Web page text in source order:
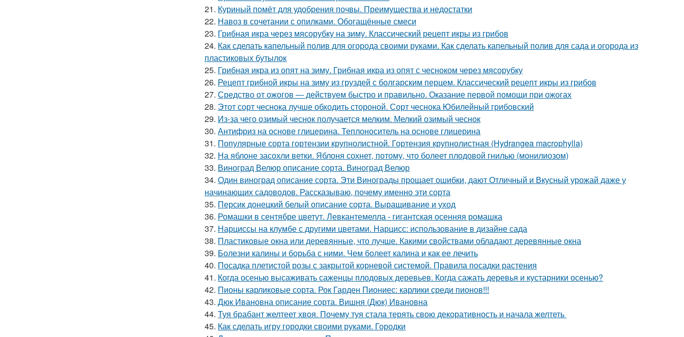
21. Куриный помёт для удобрения почвы. Преимущества и недостатки
22. Навоз в сочетании с опилками. Обогащённые смеси
23. Грибная икра через мясорубку на зиму. Классический рецепт икры из грибов
24. Как сделать капельный полив для огорода своими руками. Как сделать капельный полив для сада и огорода из
пластиковых бутылок
25. Грибная икра из опят на зиму. Грибная икра из опят с чесноком через мясорубку
26. Рецепт грибной икры на зиму из груздей с болгарским перцем. Классический рецепт икры из грибов
27. Средство от ожогов ― действуем быстро и правильно. Оказание первой помощи при ожогах
28. Этот сорт чеснока лучше обходить стороной. Сорт чеснока Юбилейный грибовский
29. Из-за чего озимый чеснок получается мелким. Мелкий озимый чеснок
30. Антифриз на основе глицерина. Теплоноситель на основе глицерина
31. Популярные сорта гортензии крупнолистной. Гортензия крупнолистная (Hydrangea macrophylla)
32. На яблоне засохли ветки. Яблоня сохнет, потому, что болеет плодовой гнилью (монилиозом)
33. Виноград Велюр описание сорта. Виноград Велюр
34. Один виноград описание сорта. Эти Винограды прощает ошибки, дают Отличный и Вкусный урожай даже у
начинающих садоводов. Рассказываю, почему именно эти сорта
35. Персик донецкий белый описание сорта. Выращивание и уход
36. Ромашки в сентябре цветут. Левкантемелла - гигантская осенняя ромашка
37. Нарциссы на клумбе с другими цветами. Нарцисс: использование в дизайне сада
38. Пластиковые окна или деревянные, что лучше. Какими свойствами обладают деревянные окна
39. Болезни калины и борьба с ними. Чем болеет калина и как ее лечить
40. Посадка плетистой розы с закрытой корневой системой. Правила посадки растения
41. Когда осенью высаживать саженцы плодовых деревьев. Когда сажать деревья и кустарники осенью?
42. Пионы карликовые сорта. Рок Гарден Пиониес: карлики среди пионов!!!
43. Дюк Ивановна описание сорта. Вишня (Дюк) Ивановна
44. Туя брабант желтеет хвоя. Почему туя стала терять свою декоративность и начала желтеть
45. Как сделать игру городки своими руками. Городки